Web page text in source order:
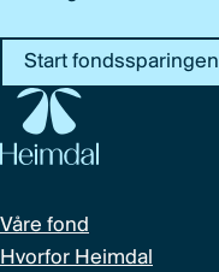
Start fondssparingen
Våre fond
Hvorfor Heimdal